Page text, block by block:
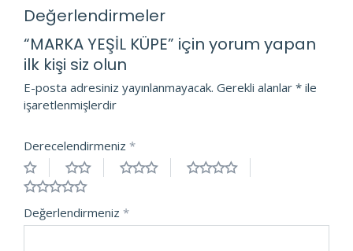
Değerlendirmeler
“MARKA YEŞİL KÜPE” için yorum yapan
ilk kişi siz olun
E-posta adresiniz yayınlanmayacak. Gerekli alanlar * ile
işaretlenmişlerdir
Derecelendirmeniz *
Değerlendirmeniz *